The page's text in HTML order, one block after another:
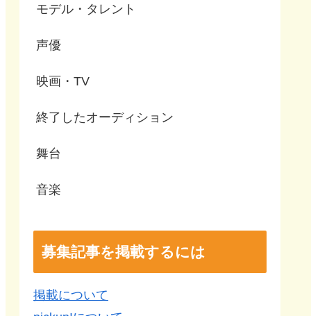
モデル・タレント
声優
映画・TV
終了したオーディション
舞台
音楽
募集記事を掲載するには
掲載について